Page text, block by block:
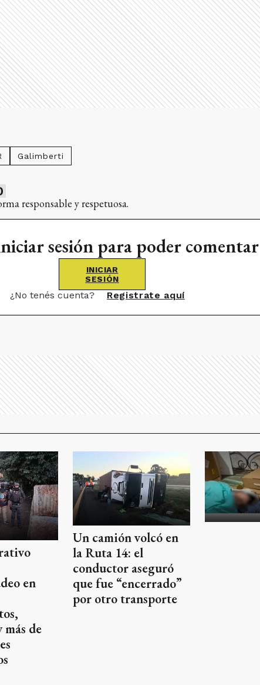
Galimberti
responsable y respetuosa.
sesión para poder comentar
INICIAR
SESIÓN
¿No tenés cuenta? Registrate aquí
en
de
Un camión volcó en
la Ruta 14: el
conductor aseguró
que fue “encerrado”
por otro transporte